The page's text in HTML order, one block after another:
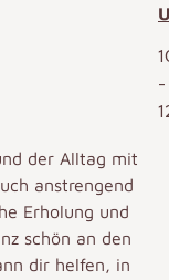
-
der Alltag mit
anstrengend
Erholung und
schön an den
dir helfen, in